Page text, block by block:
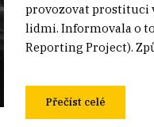
provozovat prostituci
lidmi. Informovala o
Reporting Project).
Přečíst celé